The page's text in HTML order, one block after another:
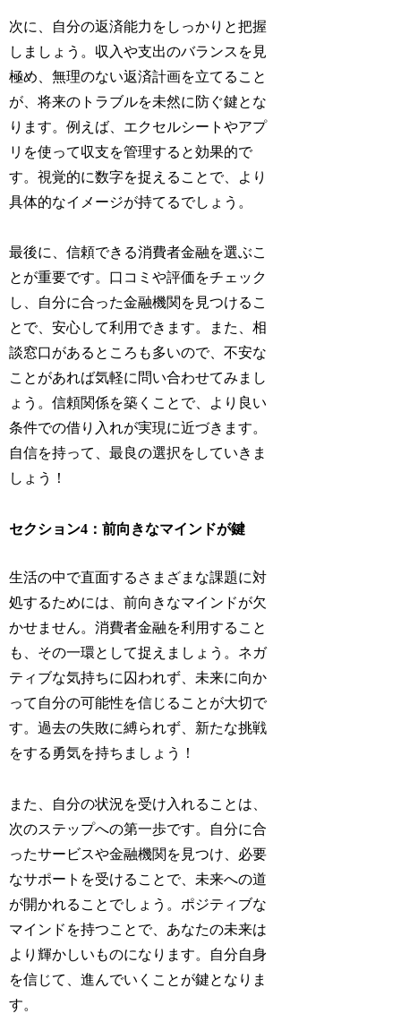
次に、自分の返済能力をしっかりと把握
しましょう。収入や支出のバランスを見
極め、無理のない返済計画を立てること
が、将来のトラブルを未然に防ぐ鍵とな
ります。例えば、エクセルシートやアプ
リを使って収支を管理すると効果的で
す。視覚的に数字を捉えることで、より
具体的なイメージが持てるでしょう。
最後に、信頼できる消費者金融を選ぶこ
とが重要です。口コミや評価をチェック
し、自分に合った金融機関を見つけるこ
とで、安心して利用できます。また、相
談窓口があるところも多いので、不安な
ことがあれば気軽に問い合わせてみまし
ょう。信頼関係を築くことで、より良い
条件での借り入れが実現に近づきます。
自信を持って、最良の選択をしていきま
しょう！
セクション4：前向きなマインドが鍵
生活の中で直面するさまざまな課題に対
処するためには、前向きなマインドが欠
かせません。消費者金融を利用すること
も、その一環として捉えましょう。ネガ
ティブな気持ちに囚われず、未来に向か
って自分の可能性を信じることが大切で
す。過去の失敗に縛られず、新たな挑戦
をする勇気を持ちましょう！
また、自分の状況を受け入れることは、
次のステップへの第一歩です。自分に合
ったサービスや金融機関を見つけ、必要
なサポートを受けることで、未来への道
が開かれることでしょう。ポジティブな
マインドを持つことで、あなたの未来は
より輝かしいものになります。自分自身
を信じて、進んでいくことが鍵となりま
す。